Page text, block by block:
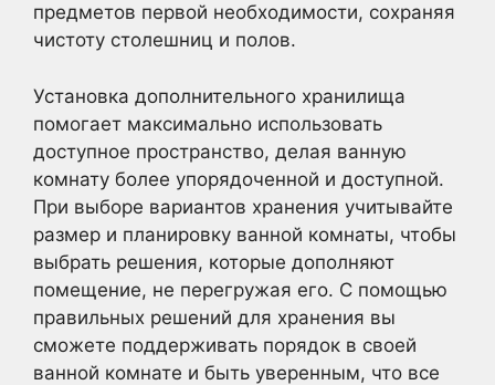
предметов первой необходимости, сохраняя
чистоту столешниц и полов.
Установка дополнительного хранилища
помогает максимально использовать
доступное пространство, делая ванную
комнату более упорядоченной и доступной.
При выборе вариантов хранения учитывайте
размер и планировку ванной комнаты, чтобы
выбрать решения, которые дополняют
помещение, не перегружая его. С помощью
правильных решений для хранения вы
сможете поддерживать порядок в своей
ванной комнате и быть уверенным, что все